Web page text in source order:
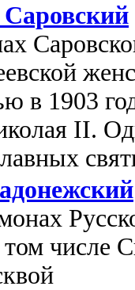
в 1903
II.
числе